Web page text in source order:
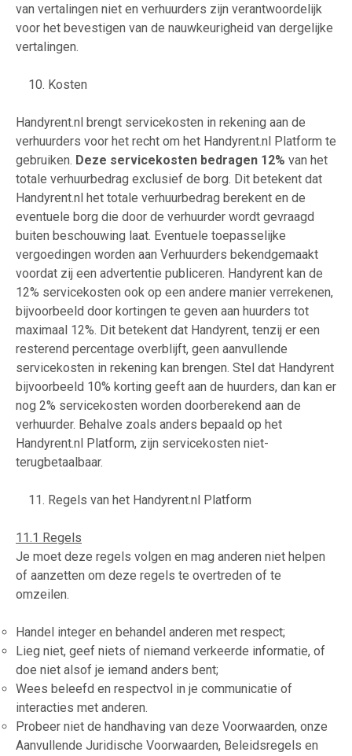
van vertalingen niet en verhuurders zijn verantwoordelijk
voor het bevestigen van de nauwkeurigheid van dergelijke
vertalingen.
10. Kosten
Handyrent.nl brengt servicekosten in rekening aan de
verhuurders voor het recht om het Handyrent.nl Platform te
gebruiken. Deze servicekosten bedragen 12% van het
totale verhuurbedrag exclusief de borg. Dit betekent dat
Handyrent.nl het totale verhuurbedrag berekent en de
eventuele borg die door de verhuurder wordt gevraagd
buiten beschouwing laat. Eventuele toepasselijke
vergoedingen worden aan Verhuurders bekendgemaakt
voordat zij een advertentie publiceren. Handyrent kan de
12% servicekosten ook op een andere manier verrekenen,
bijvoorbeeld door kortingen te geven aan huurders tot
maximaal 12%. Dit betekent dat Handyrent, tenzij er een
resterend percentage overblijft, geen aanvullende
servicekosten in rekening kan brengen. Stel dat Handyrent
bijvoorbeeld 10% korting geeft aan de huurders, dan kan er
nog 2% servicekosten worden doorberekend aan de
verhuurder. Behalve zoals anders bepaald op het
Handyrent.nl Platform, zijn servicekosten niet-
terugbetaalbaar.
11. Regels van het Handyrent.nl Platform
11.1 Regels
Je moet deze regels volgen en mag anderen niet helpen
of aanzetten om deze regels te overtreden of te
omzeilen.
Handel integer en behandel anderen met respect;
Lieg niet, geef niets of niemand verkeerde informatie, of
doe niet alsof je iemand anders bent;
Wees beleefd en respectvol in je communicatie of
interacties met anderen.
Probeer niet de handhaving van deze Voorwaarden, onze
Aanvullende Juridische Voorwaarden, Beleidsregels en